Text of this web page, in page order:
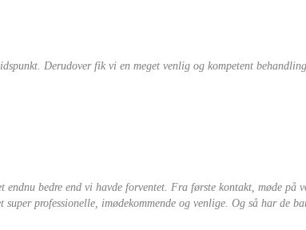
Derudover fik vi en meget venlig og kompetent
bedre end vi havde forventet. Fra første kontakt, møde på
professionelle, imødekommende og venlige. Og så har de